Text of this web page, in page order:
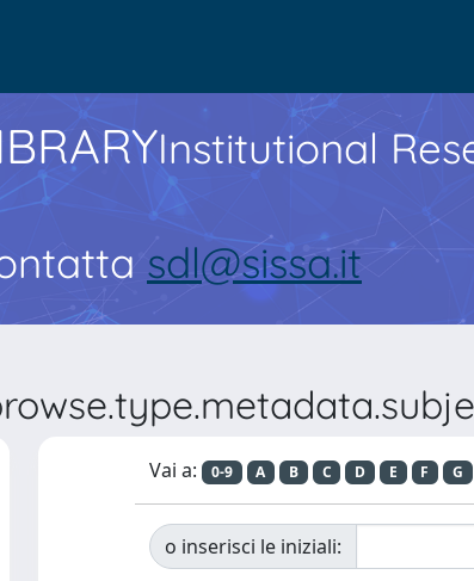
Institutional
sdl@sissa.it
Vai a: 0-9 A B C D E F G
o inserisci le iniziali: